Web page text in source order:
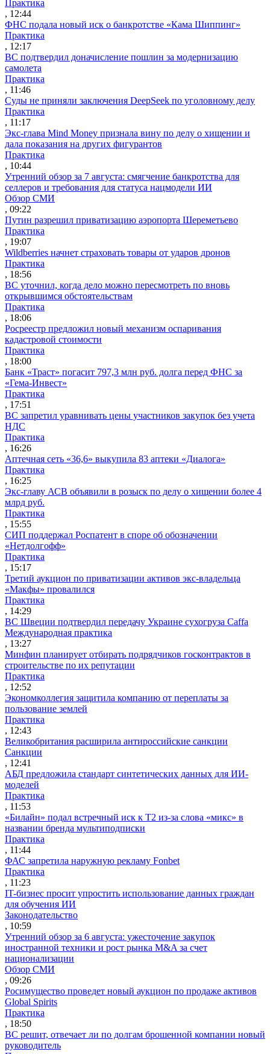
Практика
, 12:44
ФНС подала новый иск о банкротстве «Кама Шиппинг»
Практика
, 12:17
ВС подтвердил доначисление пошлин за модернизацию
самолета
Практика
, 11:46
Суды не приняли заключения DeepSeek по уголовному делу
Практика
, 11:17
Экс-глава Mind Money признала вину по делу о хищении и
дала показания на других фигурантов
Практика
, 10:44
Утренний обзор за 7 августа: смягчение банкротства для
селлеров и требования для статуса нацмодели ИИ
Обзор СМИ
, 09:22
Путин разрешил приватизацию аэропорта Шереметьево
Практика
, 19:07
Wildberries начнет страховать товары от ударов дронов
Практика
, 18:56
ВС уточнил, когда дело можно пересмотреть по вновь
открывшимся обстоятельствам
Практика
, 18:06
Росреестр предложил новый механизм оспаривания
кадастровой стоимости
Практика
, 18:00
Банк «Траст» погасит 797,3 млн руб. долга перед ФНС за
«Гема-Инвест»
Практика
, 17:51
ВС запретил уравнивать цены участников закупок без учета
НДС
Практика
, 16:26
Аптечная сеть «36,6» выкупила 83 аптеки «Диалога»
Практика
, 16:25
Экс-главу АСВ объявили в розыск по делу о хищении более 4
млрд руб.
Практика
, 15:55
СИП поддержал Роспатент в споре об обозначении
«Нетдолгофф»
Практика
, 15:17
Третий аукцион по приватизации активов экс-владельца
«Макфы» провалился
Практика
, 14:29
ВС Швеции подтвердил передачу Украине сухогруза Caffa
Международная практика
, 13:27
Минфин планирует отбирать подрядчиков госконтрактов в
строительстве по их репутации
Практика
, 12:52
Экономколлегия защитила компанию от переплаты за
пользование землей
Практика
, 12:43
Великобритания расширила антироссийские санкции
Санкции
, 12:41
АБД предложила стандарт синтетических данных для ИИ-
моделей
Практика
, 11:53
«Билайн» подал встречный иск к Т2 из-за слова «микс» в
названии бренда мультиподписки
Практика
, 11:44
ФАС запретила наружную рекламу Fonbet
Практика
, 11:23
IT-бизнес просит упростить использование данных граждан
для обучения ИИ
Законодательство
, 10:59
Утренний обзор за 6 августа: ужесточение закупок
иностранной техники и рост рынка M&A за счет
национализации
Обзор СМИ
, 09:26
Росимущество проведет новый аукцион по продаже активов
Global Spirits
Практика
, 18:50
ВС решит, отвечает ли по долгам брошенной компании новый
руководитель